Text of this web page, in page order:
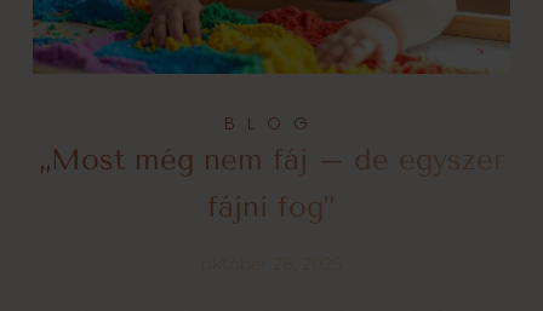
BLOG
„Most még nem fáj – de egyszer
fájni fog”
október 28, 2025